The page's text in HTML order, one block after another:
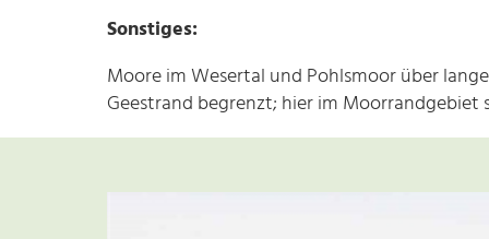
Sonstiges:
Moore im Wesertal und Pohlsmoor über
Geestrand begrenzt; hier im Moorrandgebiet